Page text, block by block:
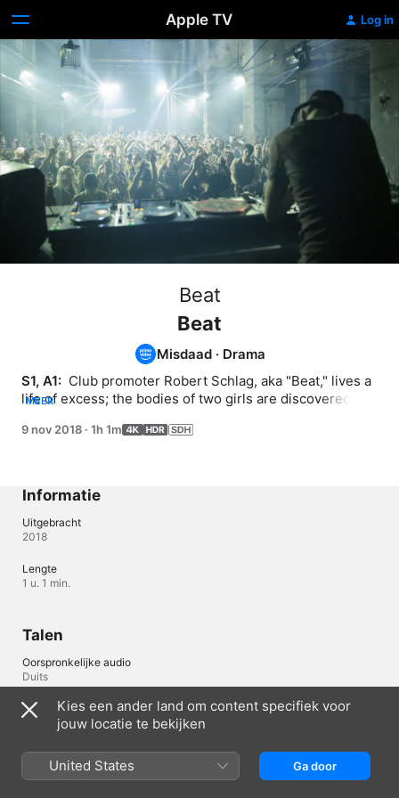
Apple TV Log in
Beat
Beat
Misdaad · Drama
S1, A1: Club promoter Robert Schlag, aka "Beat," lives a
life of excess; the bodies of two girls are discovered in
him; the police put pressure on Beat.
MEER
9 nov 2018 · 1h 1m
Informatie
Uitgebracht
2018
Lengte
1 u. 1 min.
Talen
Oorspronkelijke audio
Duits
Ondertiteling
Duits (Duitsland) (ODS), Engels (Verenigde Staten) , Frans
Kies een ander land om content specifiek voor
jouw locatie te bekijken
United States Ga door